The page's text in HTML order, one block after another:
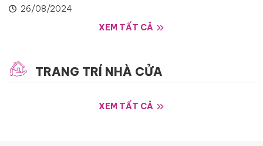
26/08/2024
XEM TẤT CẢ
TRANG TRÍ NHÀ CỬA
XEM TẤT CẢ